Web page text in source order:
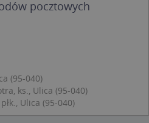
pocztowych
(95-040)
ks., Ulica (95-040)
Ulica (95-040)
Niesklasyfikowane
korzystanie z
internetowej, takich
cookie nie można
strony internetowej.
Provider
Domena
przechowywania
.targeo.pl
Sesja